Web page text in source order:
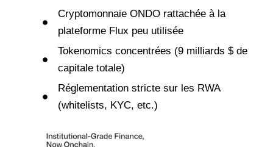
Cryptomonnaie ONDO rattachée à la
plateforme Flux peu utilisée
Tokenomics concentrées (9 milliards $ de
capitale totale)
Réglementation stricte sur les RWA
(whitelists, KYC, etc.)